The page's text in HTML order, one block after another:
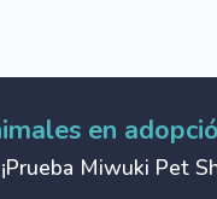
en
Miwuki Pet